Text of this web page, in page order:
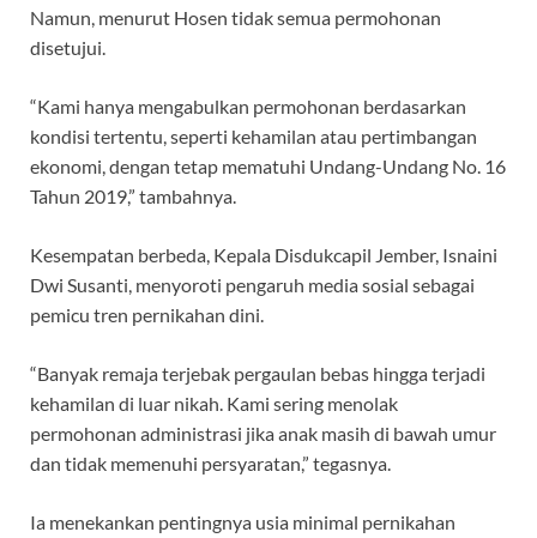
Namun, menurut Hosen tidak semua permohonan
disetujui.
“Kami hanya mengabulkan permohonan berdasarkan
kondisi tertentu, seperti kehamilan atau pertimbangan
ekonomi, dengan tetap mematuhi Undang-Undang No. 16
Tahun 2019,” tambahnya.
Kesempatan berbeda, Kepala Disdukcapil Jember, Isnaini
Dwi Susanti, menyoroti pengaruh media sosial sebagai
pemicu tren pernikahan dini.
“Banyak remaja terjebak pergaulan bebas hingga terjadi
kehamilan di luar nikah. Kami sering menolak
permohonan administrasi jika anak masih di bawah umur
dan tidak memenuhi persyaratan,” tegasnya.
Ia menekankan pentingnya usia minimal pernikahan